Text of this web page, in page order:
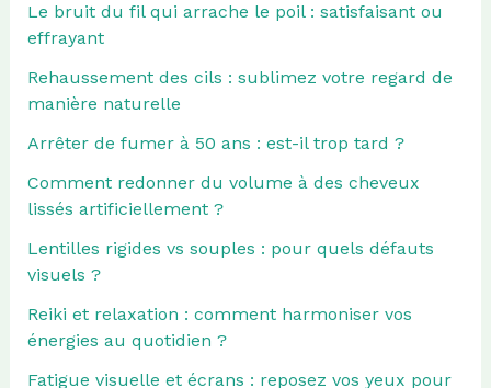
Le bruit du fil qui arrache le poil : satisfaisant ou
effrayant
Rehaussement des cils : sublimez votre regard de
manière naturelle
Arrêter de fumer à 50 ans : est-il trop tard ?
Comment redonner du volume à des cheveux
lissés artificiellement ?
Lentilles rigides vs souples : pour quels défauts
visuels ?
Reiki et relaxation : comment harmoniser vos
énergies au quotidien ?
Fatigue visuelle et écrans : reposez vos yeux pour